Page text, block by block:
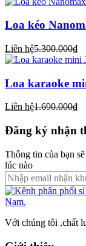
Loa kéo
Liên hệ5.300.000₫
Loa karaoke
Liên hệ1.690.000₫
Đăng ký nhận
Thông tin của bạn
lúc nào
Với chúng tôi ,chất